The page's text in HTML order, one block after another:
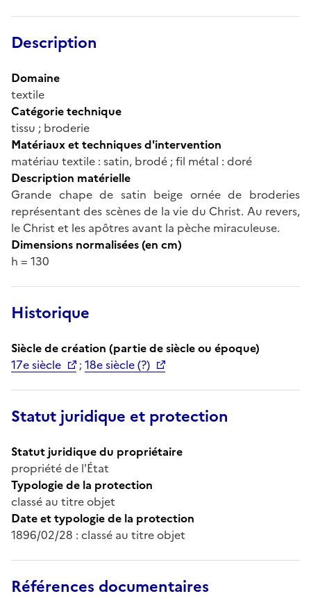
Description
Domaine
textile
Catégorie technique
tissu ; broderie
Matériaux et techniques d'intervention
matériau textile : satin, brodé ; fil métal : doré
Description matérielle
Grande chape de satin beige ornée de broderies
représentant des scènes de la vie du Christ. Au revers,
le Christ et les apôtres avant la pèche miraculeuse.
Dimensions normalisées (en cm)
h = 130
Historique
Siècle de création (partie de siècle ou époque)
17e siècle
;18e siècle (?)
Statut juridique et protection
Statut juridique du propriétaire
propriété de l'État
Typologie de la protection
classé au titre objet
Date et typologie de la protection
1896/02/28 : classé au titre objet
Références documentaires